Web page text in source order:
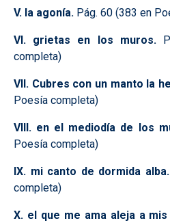
V. la agonía. Pág. 60 (383 en
VI. grietas en los muros.
completa)
VII. Cubres con un manto la
Poesía completa)
VIII. en el mediodía de los
Poesía completa)
IX. mi canto de dormida alba.
completa)
X. el que me ama aleja a